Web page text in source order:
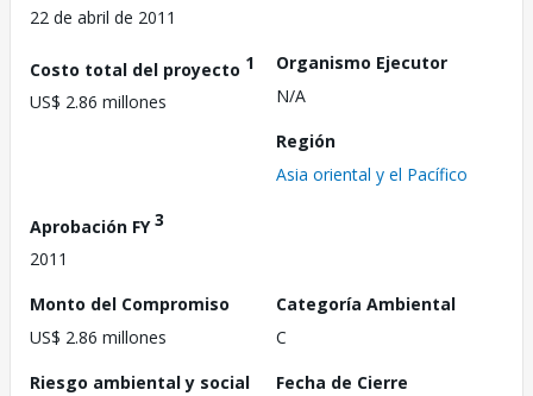
22 de abril de 2011
Costo total del proyecto 1
US$ 2.86 millones
Organismo Ejecutor
N/A
Región
Asia oriental y el Pacífico
Aprobación FY3
2011
Monto del Compromiso
US$ 2.86 millones
Categoría Ambiental
C
Riesgo ambiental y social
Fecha de Cierre